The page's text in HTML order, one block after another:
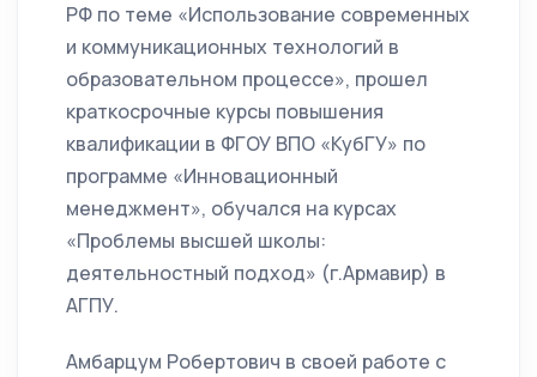
РФ по теме «Использование современных
и коммуникационных технологий в
образовательном процессе», прошел
краткосрочные курсы повышения
квалификации в ФГОУ ВПО «КубГУ» по
программе «Инновационный
менеджмент», обучался на курсах
«Проблемы высшей школы:
деятельностный подход» (г.Армавир) в
АГПУ.
Амбарцум Робертович в своей работе с